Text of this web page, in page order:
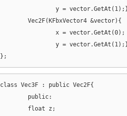
};
class Vec3F : public Vec2F{